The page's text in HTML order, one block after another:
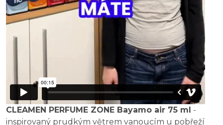
CLEAMEN PERFUME ZONE Bayamo air 75 ml -
inspirovaný prudkým větrem vanoucím u pobřeží